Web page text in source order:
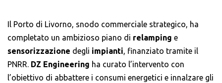
Il Porto di Livorno, snodo commerciale strategico, ha
completato un ambizioso piano di relamping e
sensorizzazione degli impianti, finanziato tramite il
PNRR. DZ Engineering ha curato l’intervento con
l’obiettivo di abbattere i consumi energetici e innalzare gli